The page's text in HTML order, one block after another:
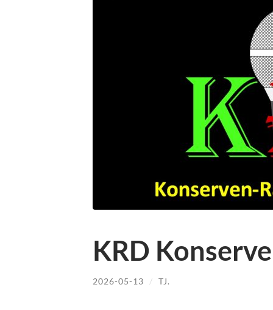
KRD
2026-05-13 / TJ.